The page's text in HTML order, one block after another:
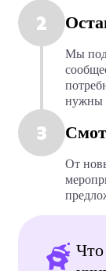
2
Мы
нужны
3
От